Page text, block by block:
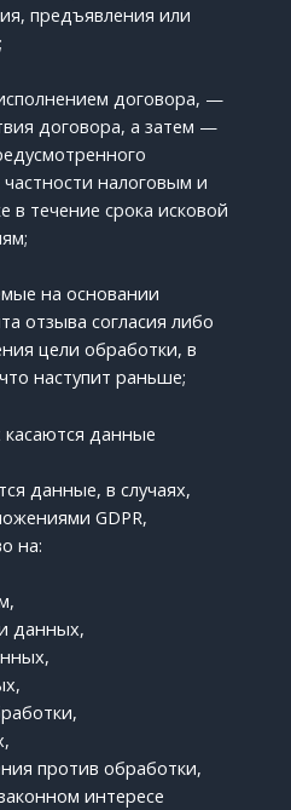
предъявления или
договора, —
договора, а затем —
налоговым и
в течение срока исковой
на основании
отзыва согласия либо
цели обработки, в
наступит раньше;
данные
данные, в случаях,
GDPR,
на:
данных,
против обработки,
интересе